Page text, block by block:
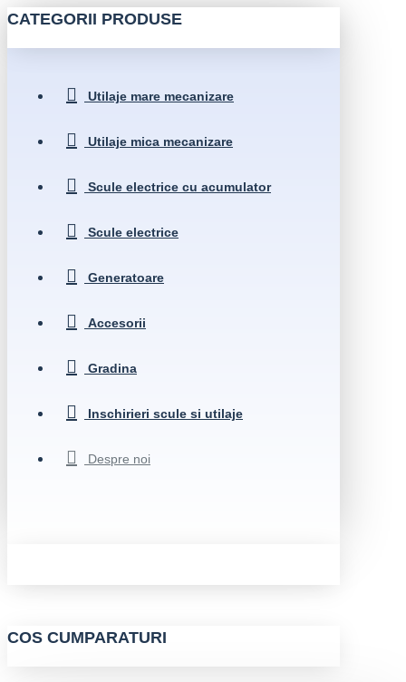
CATEGORII PRODUSE
Utilaje mare mecanizare
Utilaje mica mecanizare
Scule electrice cu acumulator
Scule electrice
Generatoare
Accesorii
Gradina
Inschirieri scule si utilaje
Despre noi
COS CUMPARATURI